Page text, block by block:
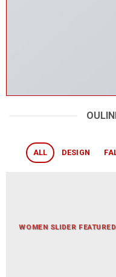
ALL DESIGN
WOMEN SLIDER FEATURED